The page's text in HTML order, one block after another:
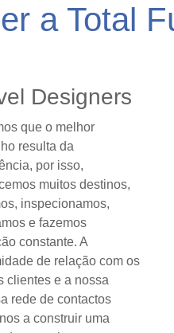
a Total
Designers
que o melhor
resulta da
por isso,
muitos destinos,
inspecionamos,
e fazemos
constante. A
de relação com os
clientes e a nossa
rede de contactos
a construir uma